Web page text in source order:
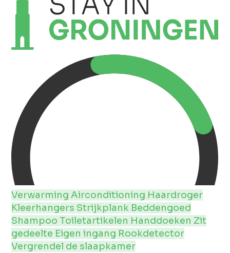
VerwarmingAirconditioning Haardroger
Kleerhangers Strijkplank Beddengoed
Shampoo Toiletartikelen Handdoeken Zit
gedeelte Eigen ingang Rookdetector
Vergrendel de slaapkamer